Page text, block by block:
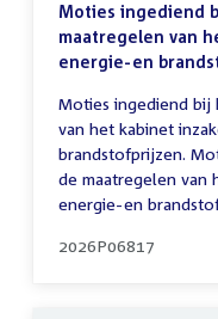
Moties ingediend
maatregelen van
energie-en
Moties ingediend bij
van het kabinet
brandstofprijzen.
de maatregelen van
energie-en
2026P06817